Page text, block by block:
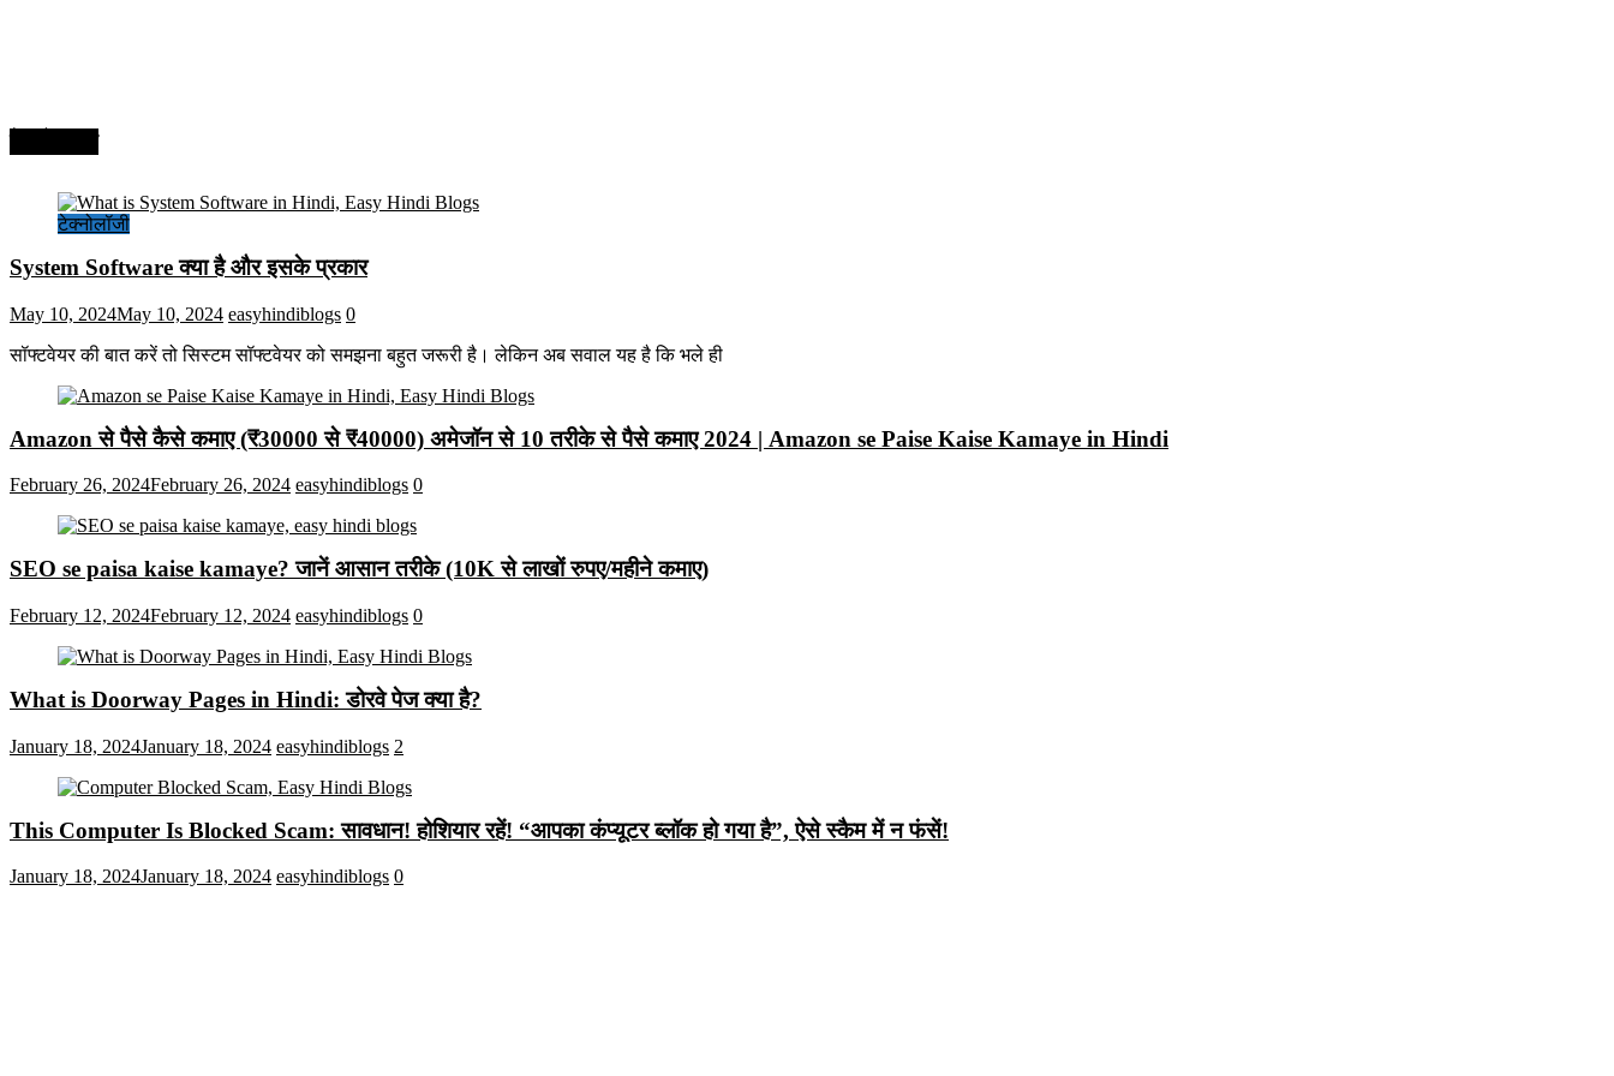
टेक्नोलॉजी
System Software क्या है और इसके प्रकार
May 10, 2024May 10, 2024 easyhindiblogs 0
सॉफ्टवेयर की बात करें तो सिस्टम सॉफ्टवेयर को समझना बहुत जरूरी है। लेकिन अब सवाल यह है कि भले ही
Amazon से पैसे कैसे कमाए (₹30000 से ₹40000) अमेजॉन से 10 तरीके से पैसे कमाए 2024 | Amazon se Paise Kaise Kamaye in Hindi
February 26, 2024February 26, 2024 easyhindiblogs 0
SEO se paisa kaise kamaye? जानें आसान तरीके (10K से लाखों रुपए/महीने कमाए)
February 12, 2024February 12, 2024 easyhindiblogs 0
What is Doorway Pages in Hindi: डोरवे पेज क्या है?
January 18, 2024January 18, 2024 easyhindiblogs 2
This Computer Is Blocked Scam: सावधान! होशियार रहें! “आपका कंप्यूटर ब्लॉक हो गया है”, ऐसे स्कैम में न फंसें!
January 18, 2024January 18, 2024 easyhindiblogs 0